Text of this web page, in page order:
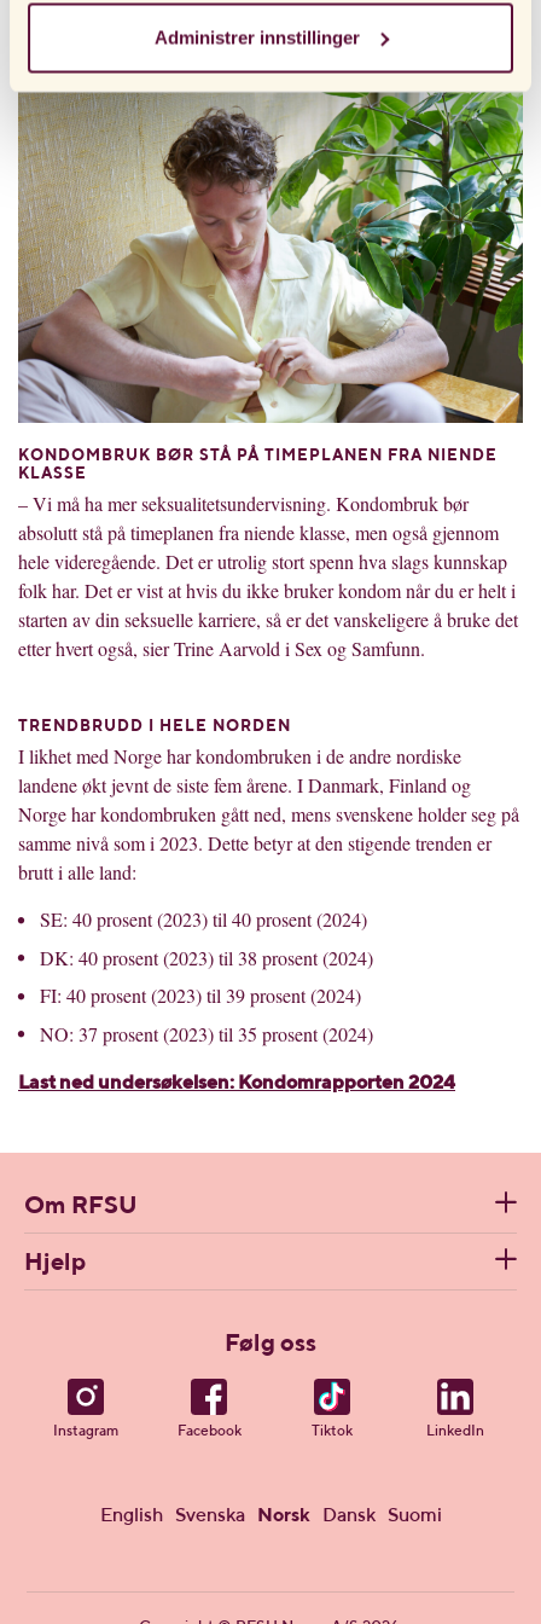
du har besøkt nettsiden vår før og akseptert bruken av
informasjonskapsler, kan du alltid slette dem ved å
navigere til personverninnstillingene i nettleseren din.
Administrer innstillinger
de unge (16-35 år) at kondomet er et virkemiddel som gjør det
lettere å uttrykke at man vil ha sex.
KONDOMBRUK BØR STÅ PÅ TIMEPLANEN FRA NIENDE
KLASSE
– Vi må ha mer seksualitetsundervisning. Kondombruk bør
absolutt stå på timeplanen fra niende klasse, men også gjennom
hele videregående. Det er utrolig stort spenn hva slags kunnskap
folk har. Det er vist at hvis du ikke bruker kondom når du er helt i
starten av din seksuelle karriere, så er det vanskeligere å bruke det
etter hvert også, sier Trine Aarvold i Sex og Samfunn.
TRENDBRUDD I HELE NORDEN
I likhet med Norge har kondombruken i de andre nordiske
landene økt jevnt de siste fem årene. I Danmark, Finland og
Norge har kondombruken gått ned, mens svenskene holder seg på
samme nivå som i 2023. Dette betyr at den stigende trenden er
brutt i alle land:
SE: 40 prosent (2023) til 40 prosent (2024)
DK: 40 prosent (2023) til 38 prosent (2024)
FI: 40 prosent (2023) til 39 prosent (2024)
NO: 37 prosent (2023) til 35 prosent (2024)
Last ned undersøkelsen: Kondomrapporten 2024
Om RFSU
Hjelp
Følg oss
Instagram Facebook Tiktok LinkedIn
English Svenska Norsk Dansk Suomi